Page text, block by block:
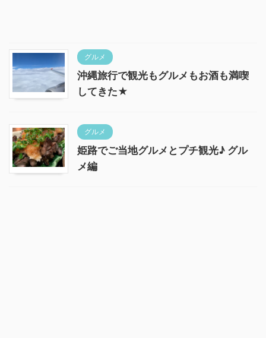
グルメ
沖縄旅行で観光もグルメもお酒も満喫
してきた★
グルメ
姫路でご当地グルメとプチ観光♪ グル
メ編